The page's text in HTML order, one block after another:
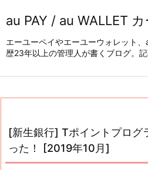
au PAY / au WALLET
エーユーペイやエーユーウォレット
歴23年以上の管理人が書くブログ。
[新生銀行] Tポイントプログ
った！ [2019年10月]